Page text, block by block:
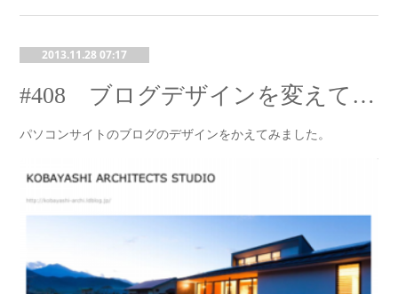
2013.11.28 07:17
#408 ブログデザインを変えてみました
パソコンサイトのブログのデザインをかえてみました。